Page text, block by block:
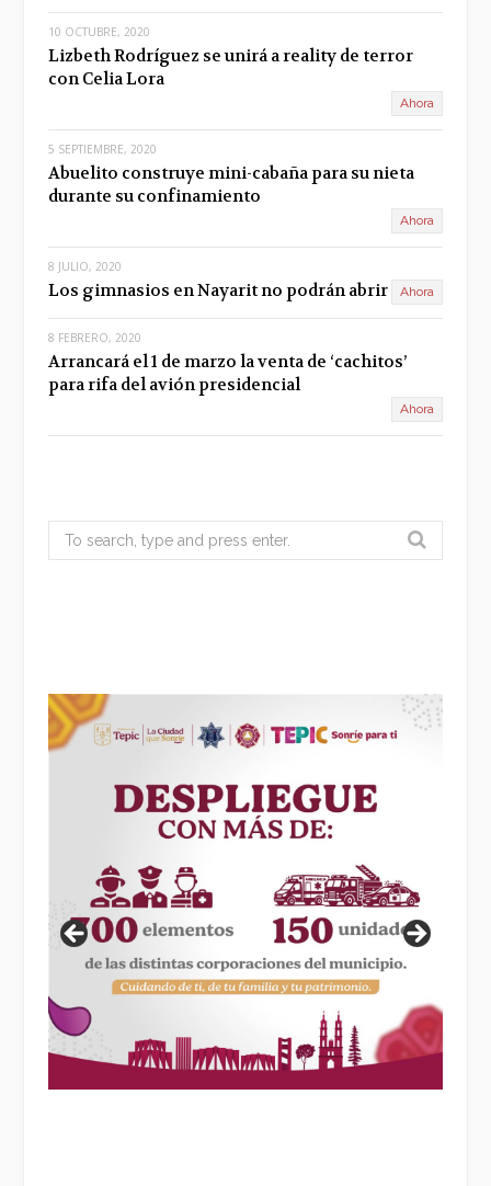
10 OCTUBRE, 2020
Lizbeth Rodríguez se unirá a reality de terror
con Celia Lora
Ahora
5 SEPTIEMBRE, 2020
Abuelito construye mini-cabaña para su nieta
durante su confinamiento
Ahora
8 JULIO, 2020
Los gimnasios en Nayarit no podrán abrir Ahora
8 FEBRERO, 2020
Arrancará el 1 de marzo la venta de ‘cachitos’
para rifa del avión presidencial
Ahora
Search
for: